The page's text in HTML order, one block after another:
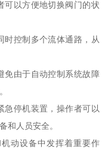
以方便地切换阀门的状
控制多个流体通路，从
由于自动控制系统故障
停机装置，操作者可以
和人员安全。
动设备中发挥着重要作